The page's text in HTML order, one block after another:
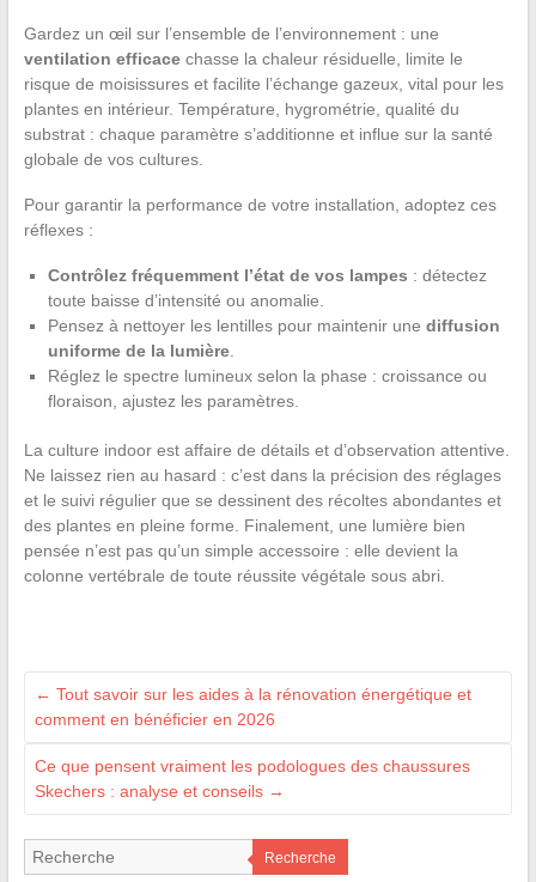
Gardez un œil sur l’ensemble de l’environnement : une
ventilation efficacechasse la chaleur résiduelle, limite le
risque de moisissures et facilite l’échange gazeux, vital pour les
plantes en intérieur. Température, hygrométrie, qualité du
substrat : chaque paramètre s’additionne et influe sur la santé
globale de vos cultures.
Pour garantir la performance de votre installation, adoptez ces
réflexes :
Contrôlez fréquemment l’état de vos lampes : détectez
toute baisse d’intensité ou anomalie.
Pensez à nettoyer les lentilles pour maintenir une diffusion
uniforme de la lumière.
Réglez le spectre lumineux selon la phase : croissance ou
floraison, ajustez les paramètres.
La culture indoor est affaire de détails et d’observation attentive.
Ne laissez rien au hasard : c’est dans la précision des réglages
et le suivi régulier que se dessinent des récoltes abondantes et
des plantes en pleine forme. Finalement, une lumière bien
pensée n’est pas qu’un simple accessoire : elle devient la
colonne vertébrale de toute réussite végétale sous abri.
← Tout savoir sur les aides à la rénovation énergétique et
comment en bénéficier en 2026
Ce que pensent vraiment les podologues des chaussures
Skechers : analyse et conseils →
Recherche